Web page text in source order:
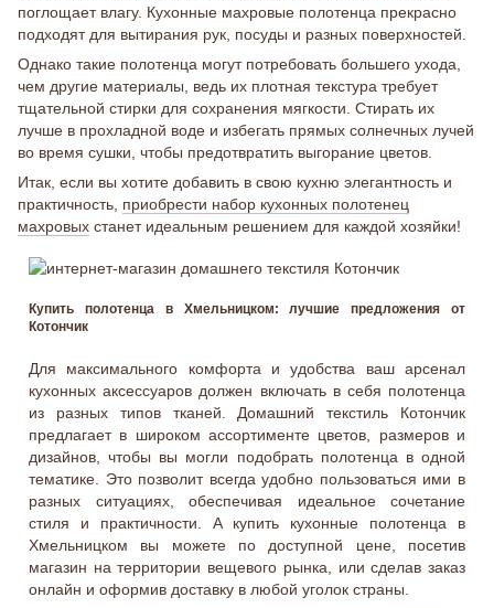
поглощает влагу. Кухонные махровые полотенца прекрасно
подходят для вытирания рук, посуды и разных поверхностей.
Однако такие полотенца могут потребовать большего ухода,
чем другие материалы, ведь их плотная текстура требует
тщательной стирки для сохранения мягкости. Стирать их
лучше в прохладной воде и избегать прямых солнечных лучей
во время сушки, чтобы предотвратить выгорание цветов.
Итак, если вы хотите добавить в свою кухню элегантность и
практичность, приобрести набор кухонных полотенец
махровых станет идеальным решением для каждой хозяйки!
Купить полотенца в Хмельницком: лучшие предложения от
Котончик
Для максимального комфорта и удобства ваш арсенал
кухонных аксессуаров должен включать в себя полотенца
из разных типов тканей. Домашний текстиль Котончик
предлагает в широком ассортименте цветов, размеров и
дизайнов, чтобы вы могли подобрать полотенца в одной
тематике. Это позволит всегда удобно пользоваться ими в
разных ситуациях, обеспечивая идеальное сочетание
стиля и практичности. А купить кухонные полотенца в
Хмельницком вы можете по доступной цене, посетив
магазин на территории вещевого рынка, или сделав заказ
онлайн и оформив доставку в любой уголок страны.